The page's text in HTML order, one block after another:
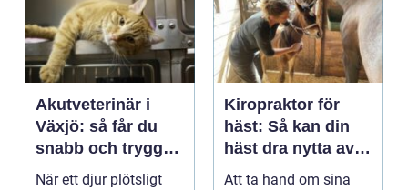
Akutveterinär i
Växjö: så får du
snabb och trygg
hjälp för ditt djur
När ett djur plötsligt
Kiropraktor för
häst: Så kan din
häst dra nytta av
behandling
Att ta hand om sina